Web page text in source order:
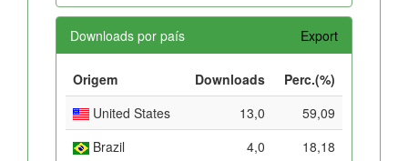
Downloads por país Export
Origem Downloads
Perc.(%)
United States
13,0
59,09
Brazil
4,0
18,18